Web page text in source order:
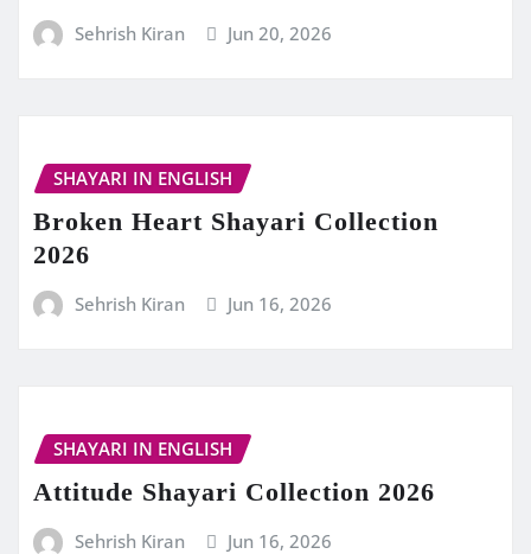
Sehrish Kiran Jun 20, 2026
SHAYARI IN ENGLISH
Broken Heart Shayari Collection
2026
Sehrish Kiran Jun 16, 2026
SHAYARI IN ENGLISH
Attitude Shayari Collection 2026
Sehrish Kiran Jun 16, 2026